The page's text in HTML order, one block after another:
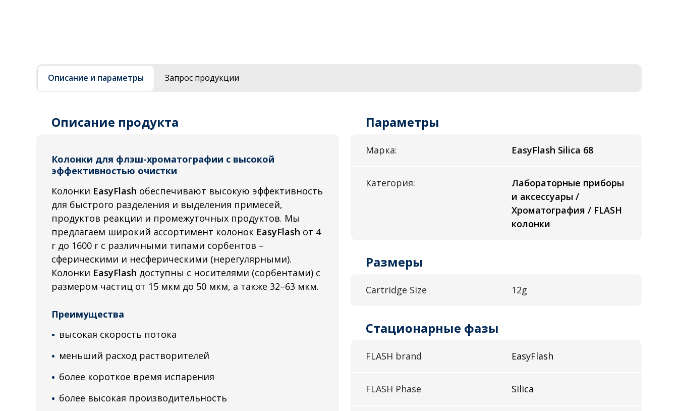
Описание и параметры Запрос продукции
Описание продукта
Колонки для флэш-хроматографии с высокой
эффективностью очистки
Колонки EasyFlash обеспечивают высокую эффективность
для быстрого разделения и выделения примесей,
продуктов реакции и промежуточных продуктов. Мы
предлагаем широкий ассортимент колонок EasyFlash от 4
г до 1600 г с различными типами сорбентов –
сферическими и несферическими (нерегулярными).
Колонки EasyFlash доступны с носителями (сорбентами) с
размером частиц от 15 мкм до 50 мкм, а также 32–63 мкм.
Преимущества
высокая скорость потока
меньший расход растворителей
более короткое время испарения
более высокая производительность
Параметры
Марка: EasyFlash Silica 68
Категория:
Лабораторные приборы
и аксессуары /
Хроматография / FLASH
колонки
Размеры
Cartridge Size 12g
Стационарные фазы
FLASH brand EasyFlash
FLASH Phase Silica